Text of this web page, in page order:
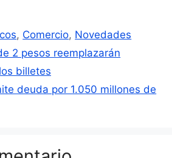
, Comercio, Novedades
2 pesos reemplazarán
billetes
deuda por 1.050 millones de